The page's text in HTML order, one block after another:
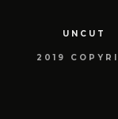
UNCUT
2019